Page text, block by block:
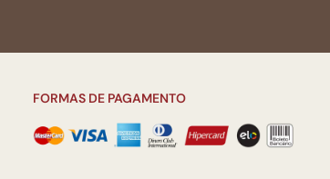
FORMAS DE PAGAMENTO